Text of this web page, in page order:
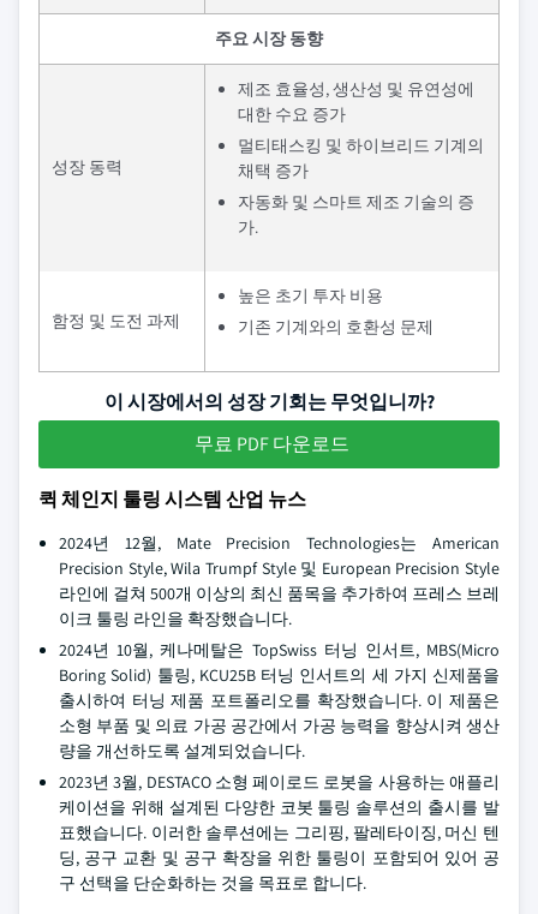
주요 시장 동향
성장 동력
제조 효율성, 생산성 및 유연성에
대한 수요 증가
멀티태스킹 및 하이브리드 기계의
채택 증가
자동화 및 스마트 제조 기술의 증
가.
함정 및 도전 과제
높은 초기 투자 비용
기존 기계와의 호환성 문제
이 시장에서의 성장 기회는 무엇입니까?
무료 PDF 다운로드
퀵 체인지 툴링 시스템 산업 뉴스
2024년 12월, Mate Precision Technologies는 American
Precision Style, Wila Trumpf Style 및 European Precision Style
라인에 걸쳐 500개 이상의 최신 품목을 추가하여 프레스 브레
이크 툴링 라인을 확장했습니다.
2024년 10월, 케나메탈은 TopSwiss 터닝 인서트, MBS(Micro
Boring Solid) 툴링, KCU25B 터닝 인서트의 세 가지 신제품을
출시하여 터닝 제품 포트폴리오를 확장했습니다. 이 제품은
소형 부품 및 의료 가공 공간에서 가공 능력을 향상시켜 생산
량을 개선하도록 설계되었습니다.
2023년 3월, DESTACO 소형 페이로드 로봇을 사용하는 애플리
케이션을 위해 설계된 다양한 코봇 툴링 솔루션의 출시를 발
표했습니다. 이러한 솔루션에는 그리핑, 팔레타이징, 머신 텐
딩, 공구 교환 및 공구 확장을 위한 툴링이 포함되어 있어 공
구 선택을 단순화하는 것을 목표로 합니다.